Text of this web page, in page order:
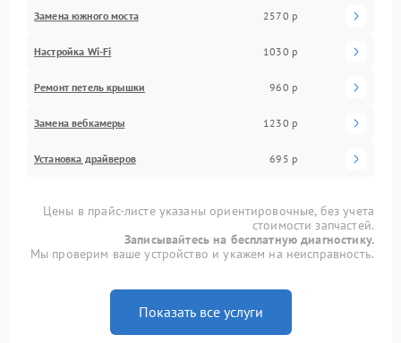
Замена южного моста 2570 р
Настройка Wi-Fi 1030 р
Ремонт петель крышки 960 р
Замена вебкамеры 1230 р
Установка драйверов 695 р
Цены в прайс-листе указаны ориентировочные, без учета
стоимости запчастей.
Записывайтесь на бесплатную диагностику.
Мы проверим ваше устройство и укажем на неисправность.
Показать все услуги